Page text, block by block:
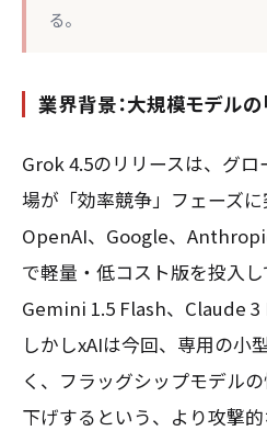
る。
業界背景：大規模モデルの
Grok 4.5のリリースは、グ
場が「効率競争」フェーズに
OpenAI、Google、
で軽量・低コスト版を投入し
Gemini 1.5 Flash、Claude 3
しかしxAIは今回、専用の小
く、フラッグシップモデル
下げするという、より攻撃